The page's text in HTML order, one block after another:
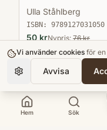
Ulla Ståhlberg
ISBN: 9789127031050
50 krNypris: 76kr
Nyskick
Hem Sök
Vi använder cookies för
Avvisa